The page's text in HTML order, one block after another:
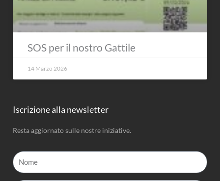
SOS per il nostro Gattile
14 Marzo 2026
Iscrizione alla newsletter
Resta aggiornato sulle nostre iniziative.
Nome